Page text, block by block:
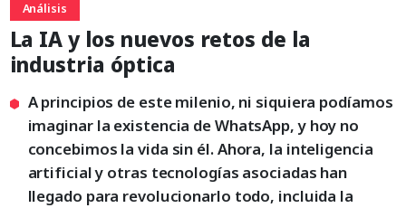
Análisis
La IA y los nuevos retos de la
industria óptica
A principios de este milenio, ni siquiera podíamos
imaginar la existencia de WhatsApp, y hoy no
concebimos la vida sin él. Ahora, la inteligencia
artificial y otras tecnologías asociadas han
llegado para revolucionarlo todo, incluida la